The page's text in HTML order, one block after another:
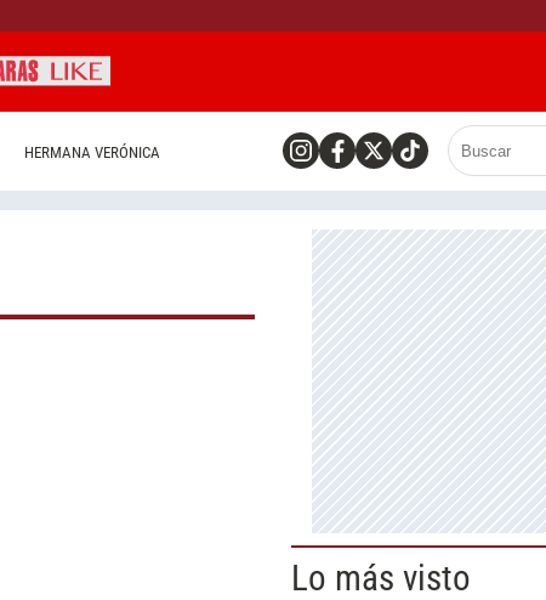
HERMANA VERÓNICA
Lo más visto